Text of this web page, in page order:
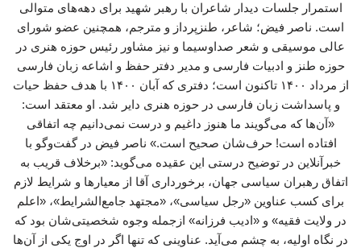
استمرار جلسات دیدار شاعران با رهبر شهید برای دهه‌های متوالی
است. ناصر فیض؛ شاعر، طنزپرداز و مترجم، همچنین عضو شورای
عالی موسیقی و شعر صداوسیما و نیز مشاور رئیس حوزه هنری در
حوزه طنز و ادبیات فارسی و مدیر دفتر حفظ و اشاعه زبان فارسی
از مرداد ۱۴۰۰ تاکنون است؛ دفتری که آبان ۱۴۰۰ با هدف حفظ حیات
و پاسداشت زبان فارسی در حوزه هنری دایر شد. او معتقد است:
«آن‌ها که می‌گویند ما هنوز داغیم و درست نمی‌دانیم چه اتفاقی
افتاده است! حرف‌شان صحیح است.» ناصر فیض در گفت‌وگو با
خبرآنلاین در توضیح درستی این عقیده می‌گوید: «برخلاف قریب به
اتفاق رهبران سیاسی جهان، برخورداری آقا از معیارها و شرایط لازم
برای کسب عناوین «رجل سیاسی»، «مجتهد جامع‌الشرایط»، «اعلم
در ولایت فقیه» و «ادیب فرزانه» ازجمله وجوه شخصیتی‌شان بود که
در نگاه اولیه، به چشم می‌آید. عناوینی که تنها اگر در اوج یکی از آن‌ها